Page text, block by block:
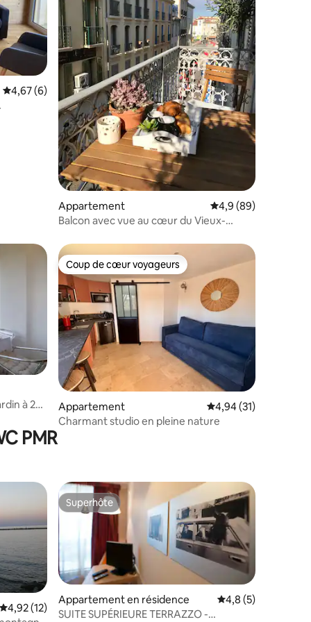
Évaluation moyenne sur la base de 6 commentaires : 4,67 sur 5
4,67 (6)
Appartement Évaluation moyenne
4,9 (89)
Balcon avec vue au cœur du Vieux-
: 4,8 sur 5
à 2
Coup de cœur voyageurs
Coup de cœur voyageurs
Appartement Évaluation moyenne
4,94 (31)
Charmant studio en pleine nature
PMR
Évaluation moyenne sur la base de 12 commentaires : 4,92 sur 5
4,92 (12)
Superhôte
Superhôte
Appartement en résidence Évaluation
4,8 (5)
SUITE SUPÉRIEURE TERRAZZO -